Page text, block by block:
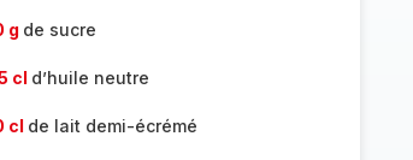
g de sucre
cl d’huile neutre
cl de lait demi-écrémé